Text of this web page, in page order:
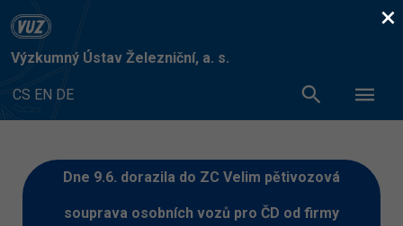
Výzkumný Ústav Železniční, a. s.
CS EN DE
Dne 9.6. dorazila do ZC Velim pětivozová
souprava osobních vozů pro ČD od firmy
×